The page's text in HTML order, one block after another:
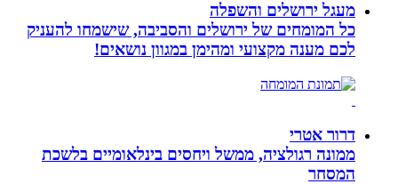
מעגל ירושלים והשפלה
כל המומחים של ירושלים והסביבה, שישמחו להעניק
לכם מענה מקצועי ומהימן במגוון נושאים!
דרור אטרי
ממונה רגולציה, ממשל ויחסים בינלאומיים בלשכת
המסחר